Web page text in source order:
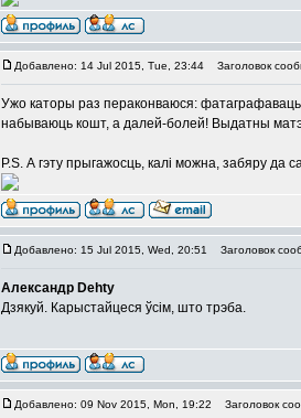
Добавлено: 14 Jul 2015, Tue, 23:44 Заголовок
Ужо каторы раз пераконваюся:
набываюць кошт, а далей-болей! Выдатны
P.S. А гэту прыгажосць, калі можна, забяру да
Добавлено: 15 Jul 2015, Wed, 20:51 Заголовок
Александр Dehty
Дзякуй. Карыстайцеся ўсім, што трэба.
Добавлено: 09 Nov 2015, Mon, 19:22 Заголовок